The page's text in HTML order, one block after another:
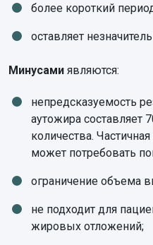
более короткий
оставляет
Минусами являются:
непредсказуемость
аутожира составляет
количества.
может потребовать
ограничение объема
не подходит для
жировых отложений;